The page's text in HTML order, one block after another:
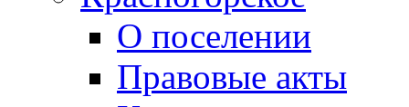
О поселении
Правовые акты